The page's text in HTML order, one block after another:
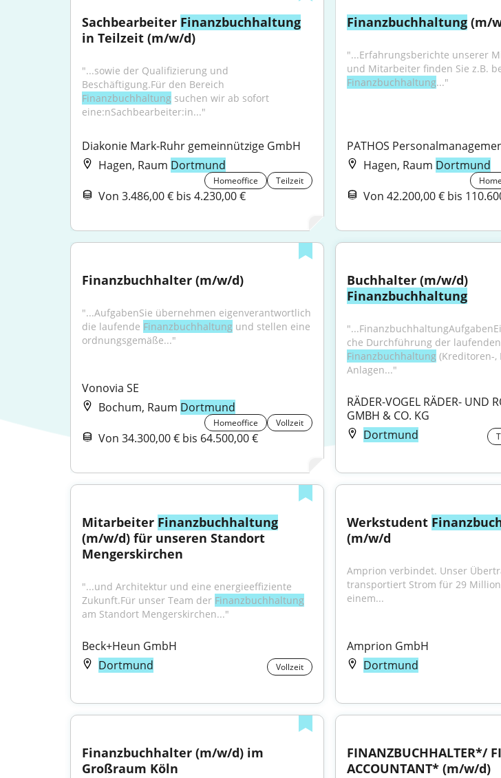
Sachbearbeiter Finanzbuchhaltung
in Teilzeit (m/w/d)
"...sowie der Qualifizierung und
Finanzbuchhaltung suchen wir ab sofort
eine:nSachbearbeiter:in..."
Diakonie Mark-Ruhr gemeinnützige GmbH
Hagen, Raum Dortmund
Homeoffice Teilzeit
Von 3.486,00 € bis 4.230,00 €
Finanzbuchhaltung (m/
"...Erfahrungsberichte unserer
Finanzbuchhaltung..."
PATHOS
Hagen, Raum Dortmund
Von 42.200,00 € bis
Finanzbuchhalter (m/w/d)
"...AufgabenSie übernehmen eigenverantwortlich
die laufende Finanzbuchhaltung und stellen eine
ordnungsgemäße..."
Vonovia SE
Bochum, Raum Dortmund
Homeoffice Vollzeit
Von 34.300,00 € bis 64.500,00 €
Finanzbuchhaltung
Finanzbuchhaltung (Kreditoren-,
Anlagen..."
RÄDER-VOGEL RÄDER- UND
GMBH & CO. KG
Dortmund
Mitarbeiter Finanzbuchhaltung
(m/w/d) für unseren Standort
Mengerskirchen
"...und Architektur und eine energieeffiziente
Zukunft.Für unser Team der Finanzbuchhaltung
am Standort Mengerskirchen..."
Beck+Heun GmbH
Dortmund
Vollzeit
Werkstudent
(m/w/d
Amprion verbindet. Unser
transportiert Strom für 29
einem...
Amprion GmbH
Dortmund
Finanzbuchhalter (m/w/d) im
Großraum Köln
FINANZBUCHHALTER*/
ACCOUNTANT* (m/w/d)